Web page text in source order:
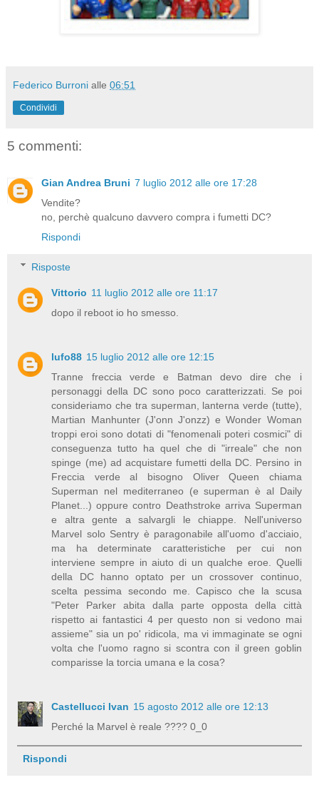
Federico Burroni alle 06:51
Condividi
5 commenti:
Gian Andrea Bruni 7 luglio 2012 alle ore 17:28
Vendite?
no, perchè qualcuno davvero compra i fumetti DC?
Rispondi
Risposte
Vittorio 11 luglio 2012 alle ore 11:17
dopo il reboot io ho smesso.
lufo88 15 luglio 2012 alle ore 12:15
Tranne freccia verde e Batman devo dire che i
personaggi della DC sono poco caratterizzati. Se poi
consideriamo che tra superman, lanterna verde (tutte),
Martian Manhunter (J'onn J'onzz) e Wonder Woman
troppi eroi sono dotati di "fenomenali poteri cosmici" di
conseguenza tutto ha quel che di "irreale" che non
spinge (me) ad acquistare fumetti della DC. Persino in
Freccia verde al bisogno Oliver Queen chiama
Superman nel mediterraneo (e superman è al Daily
Planet...) oppure contro Deathstroke arriva Superman
e altra gente a salvargli le chiappe. Nell'universo
Marvel solo Sentry è paragonabile all'uomo d'acciaio,
ma ha determinate caratteristiche per cui non
interviene sempre in aiuto di un qualche eroe. Quelli
della DC hanno optato per un crossover continuo,
scelta pessima secondo me. Capisco che la scusa
"Peter Parker abita dalla parte opposta della città
rispetto ai fantastici 4 per questo non si vedono mai
assieme" sia un po' ridicola, ma vi immaginate se ogni
volta che l'uomo ragno si scontra con il green goblin
comparisse la torcia umana e la cosa?
Castellucci Ivan 15 agosto 2012 alle ore 12:13
Perché la Marvel è reale ???? 0_0
Rispondi